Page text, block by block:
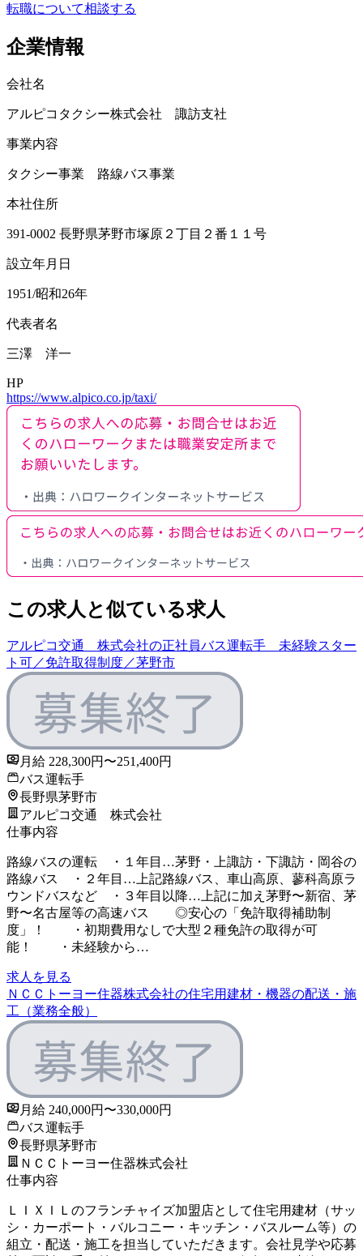
転職について相談する
企業情報
会社名
アルピコタクシー株式会社 諏訪支社
事業内容
タクシー事業 路線バス事業
本社住所
391-0002 長野県茅野市塚原２丁目２番１１号
設立年月日
1951/昭和26年
代表者名
三澤 洋一
HP
https://www.alpico.co.jp/taxi/
この求人と似ている求人
アルピコ交通 株式会社の正社員バス運転手 未経験スター
ト可／免許取得制度／茅野市
月給 228,300円〜251,400円
バス運転手
長野県茅野市
アルピコ交通 株式会社
仕事内容
路線バスの運転 ・１年目…茅野・上諏訪・下諏訪・岡谷の
路線バス ・２年目…上記路線バス、車山高原、蓼科高原ラ
ウンドバスなど ・３年目以降…上記に加え茅野〜新宿、茅
野〜名古屋等の高速バス ◎安心の「免許取得補助制
度」！ ・初期費用なしで大型２種免許の取得が可
能！ ・未経験から…
求人を見る
ＮＣＣトーヨー住器株式会社の住宅用建材・機器の配送・施
工（業務全般）
月給 240,000円〜330,000円
バス運転手
長野県茅野市
ＮＣＣトーヨー住器株式会社
仕事内容
ＬＩＸＩＬのフランチャイズ加盟店として住宅用建材（サッ
シ・カーポート・バルコニー・キッチン・バスルーム等）の
組立・配送・施工を担当していただきます。会社見学や応募